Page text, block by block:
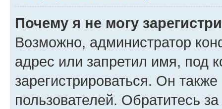
Почему я не могу
Возможно, администратор
адрес или запретил имя, под
зарегистрироваться. Он
пользователей. Обратитесь